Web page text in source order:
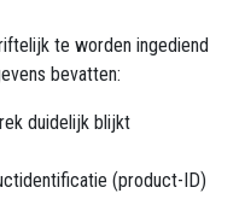
te worden ingediend
bevatten:
duidelijk blijkt
(product-ID)